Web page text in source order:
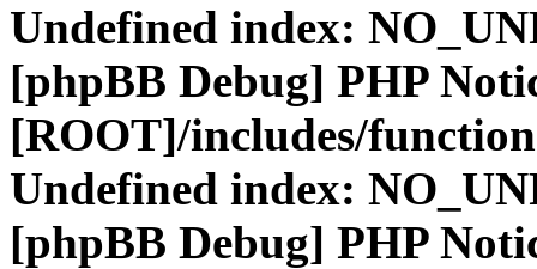
Undefined index:
[phpBB Debug] PHP
[ROOT]/includes/
Undefined index:
[phpBB Debug] PHP